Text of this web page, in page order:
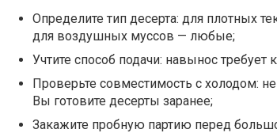
Определите тип десерта: для плотных
для воздушных муссов — любые;
Учтите способ подачи: навынос
Проверьте совместимость с холодом:
Вы готовите десерты заранее;
Закажите пробную партию перед